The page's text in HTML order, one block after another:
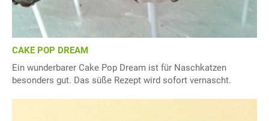
CAKE POP DREAM
Ein wunderbarer Cake Pop Dream ist für Naschkatzen
besonders gut. Das süße Rezept wird sofort vernascht.